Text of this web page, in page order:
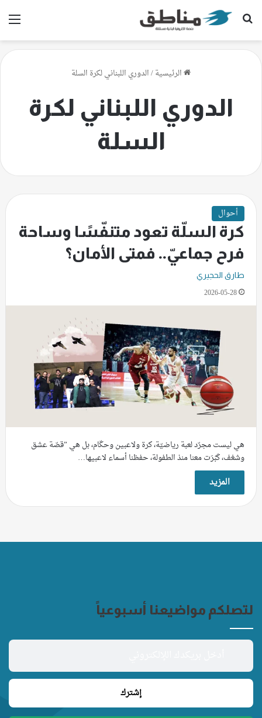
بحث عن
الرئيسية/الدوري اللبناني لكرة السلة
الدوري اللبناني لكرة
السلة
أحوال
كرة السلّة تعود متنفّسًا وساحة
فرح جماعيّ.. فمتى الأمان؟
طارق الحجيري
2026-05-28
هي ليست مجرّد لعبة رياضيّة، كرة ولاعبين وحكّام، بل هي ”قصّة عشق
وشغف، كَبُرَت معنا منذ الطفولة، حفظنا أسماء لاعبيها…
المزيد
لتصلكم مواضيعنا أسبوعياً